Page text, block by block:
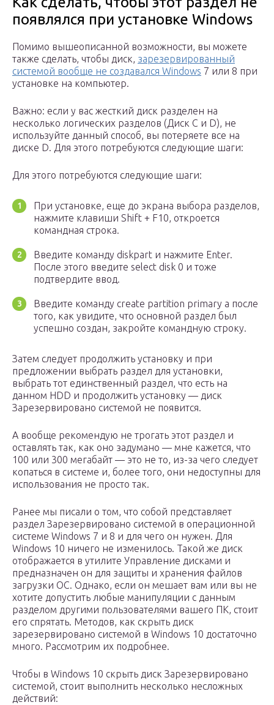
появлялся при установке Windows
Помимо вышеописанной возможности, вы можете
также сделать, чтобы диск, зарезервированный
системой вообще не создавался Windows 7 или 8 при
установке на компьютер.
Важно: если у вас жесткий диск разделен на
несколько логических разделов (Диск C и D), не
используйте данный способ, вы потеряете все на
диске D. Для этого потребуются следующие шаги:
Для этого потребуются следующие шаги:
При установке, еще до экрана выбора разделов,
нажмите клавиши Shift + F10, откроется
командная строка.
Введите команду diskpart и нажмите Enter.
После этого введите select disk 0 и тоже
подтвердите ввод.
Введите команду create partition primary а после
того, как увидите, что основной раздел был
успешно создан, закройте командную строку.
Затем следует продолжить установку и при
предложении выбрать раздел для установки,
выбрать тот единственный раздел, что есть на
данном HDD и продолжить установку — диск
Зарезервировано системой не появится.
А вообще рекомендую не трогать этот раздел и
оставлять так, как оно задумано — мне кажется, что
100 или 300 мегабайт — это не то, из-за чего следует
копаться в системе и, более того, они недоступны для
использования не просто так.
Ранее мы писали о том, что собой представляет
раздел Зарезервировано системой в операционной
системе Windows 7 и 8 и для чего он нужен. Для
Windows 10 ничего не изменилось. Такой же диск
отображается в утилите Управление дисками и
предназначен он для защиты и хранения файлов
загрузки ОС. Однако, если он мешает вам или вы не
хотите допустить любые манипуляции с данным
разделом другими пользователями вашего ПК, стоит
его спрятать. Методов, как скрыть диск
зарезервировано системой в Windows 10 достаточно
много. Рассмотрим их подробнее.
Чтобы в Windows 10 скрыть диск Зарезервировано
системой, стоит выполнить несколько несложных
действий: